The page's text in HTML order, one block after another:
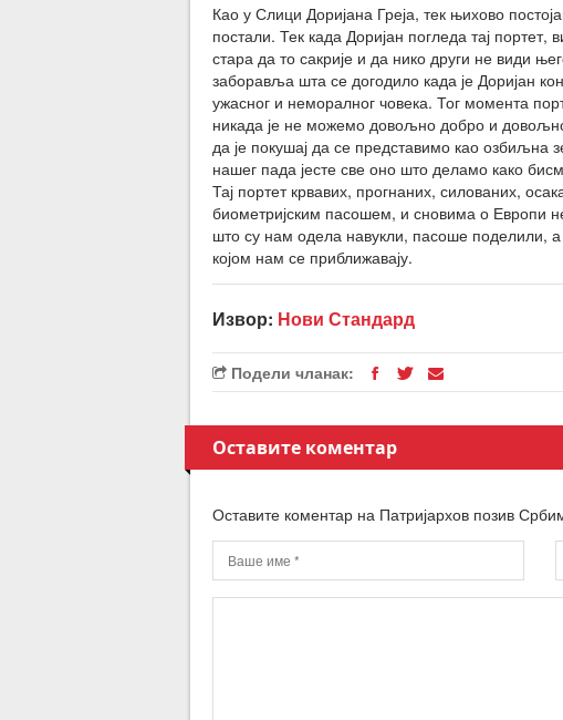
Као у Слици Доријана Греја, тек њихово
постали. Тек када Доријан погледа тај
стара да то сакрије и да нико други не види
заборавља шта се догодило када је Доријан
ужасног и неморалног човека. Тог момента
никада је не можемо довољно добро и
да је покушај да се представимо као
нашег пада јесте све оно што деламо како
Тај портет крвавих, прогнаних, силованих,
биометријским пасошем, и сновима о Европи
што су нам одела навукли, пасоше поделили,
којом нам се приближавају.
Извор: Нови Стандард
Подели чланак:
Оставите коментар
Оставите коментар на Патријархов позив